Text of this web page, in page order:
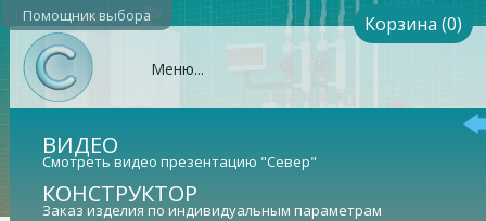
Меню...
Корзина (0)
ВИДЕО
Смотреть видео презентацию "Север"
КОНСТРУКТОР
Заказ изделия по индивидуальным параметрам
Помощник выбора